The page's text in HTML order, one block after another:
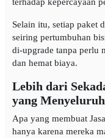
Selain itu, setiap paket
seiring pertumbuhan
di-upgrade tanpa perlu
dan hemat biaya.
Lebih dari
yang Menyeluruh
Apa yang membuat
hanya karena mereka